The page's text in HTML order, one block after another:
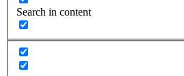
Search in content